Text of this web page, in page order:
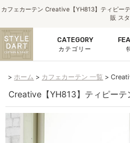
カフェカーテン Creative【YH813】ティピー
販 ス
CATEGORY
カテゴリー
ホーム カフェカーテン 一覧
Creative【YH813】ティピーテ